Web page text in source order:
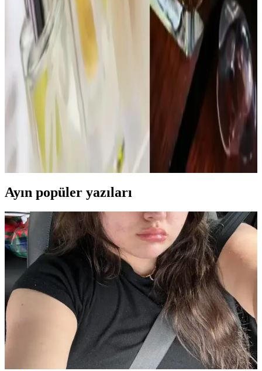
Kokular ve Gençlik Kültürünün İzleri
1980'ler Love’s Cologne parfüm seti, orijinal ve kullanılmamış
kokularıyla nostalji ve vintage parfüm meraklıları için değerli bir
koleksiyon sunar. Set, dönemin gençlik kültürünü yansıtan çeşitli
kokular içerir.
İnsanları Duraklatan ve Övgü Alan Parfümler:
Kalıcılık ve Uyumun Önemi
Reddit kullanıcılarının deneyimlerine göre, Chanel Coco
Mademoiselle ve Glossier You gibi parfümler kalıcılık ve
uyumlarıyla sıkça iltifat alıyor. Parfüm seçerken vücut kokusuyla
uyum ve mevsim dikkate alınmalı.
Ayın popüler yazıları